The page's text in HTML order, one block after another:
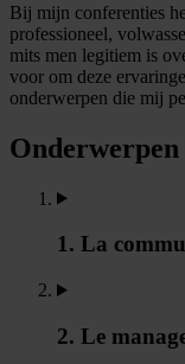
Bij mijn conferenties
professioneel,
mits men legitiem is
voor om deze
onderwerpen die mij
Onderwerpen
1. La
2. Le